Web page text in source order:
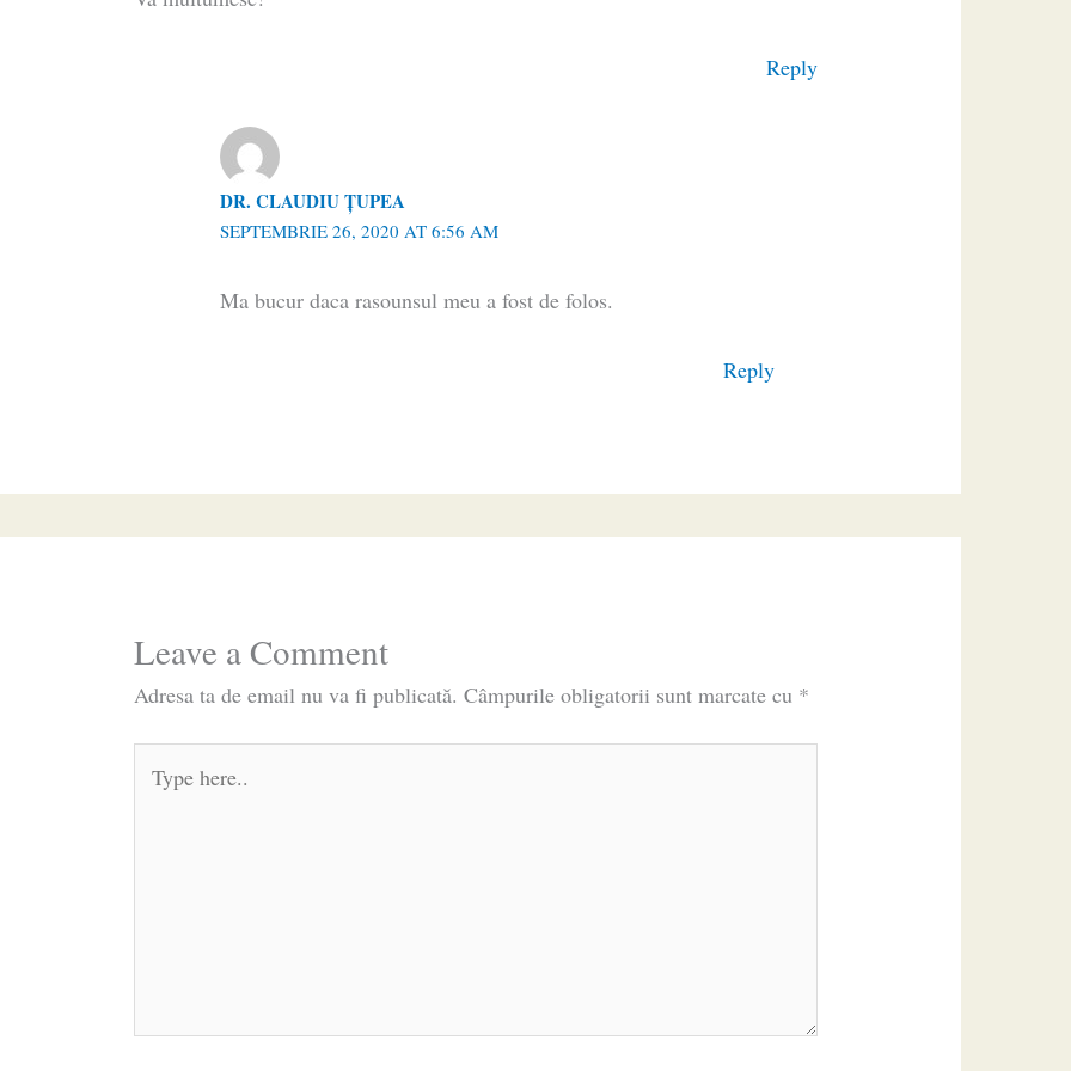
Reply
DR. CLAUDIU ŢUPEA
SEPTEMBRIE 26, 2020 AT 6:56 AM
Ma bucur daca rasounsul meu a fost de folos.
Reply
Leave a Comment
Adresa ta de email nu va fi publicată. Câmpurile obligatorii sunt marcate cu *
here..